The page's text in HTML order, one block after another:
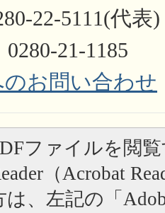
22-5111(代表)
21-1185
お問い合わせ
ファイルを閲
（Acrobat
、左記の「